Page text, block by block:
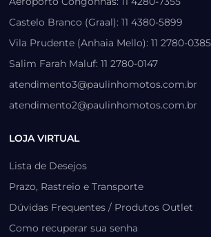
Castelo Branco (Graal): 11 4380-5899
Vila Prudente (Anhaia Mello): 11 2780-0385
Salim Farah Maluf: 11 2780-0147
atendimento3@paulinhomotos.com.br
atendimento2@paulinhomotos.com.br
LOJA VIRTUAL
Lista de Desejos
Prazo, Rastreio e Transporte
Dúvidas Frequentes / Produtos Outlet
Como recuperar sua senha